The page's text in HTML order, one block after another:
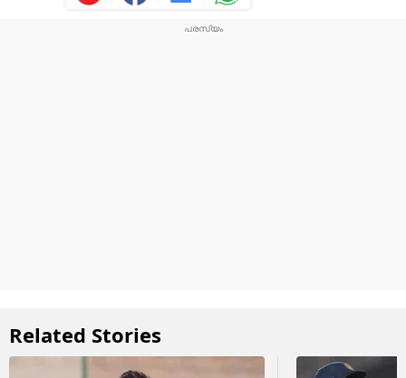
Related Stories